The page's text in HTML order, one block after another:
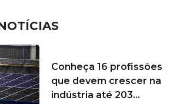
Conheça 16 profissões
que devem crescer na
indústria até 203...